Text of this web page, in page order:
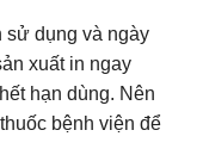
sử dụng và ngày
xuất in ngay
hạn dùng. Nên
bệnh viện để